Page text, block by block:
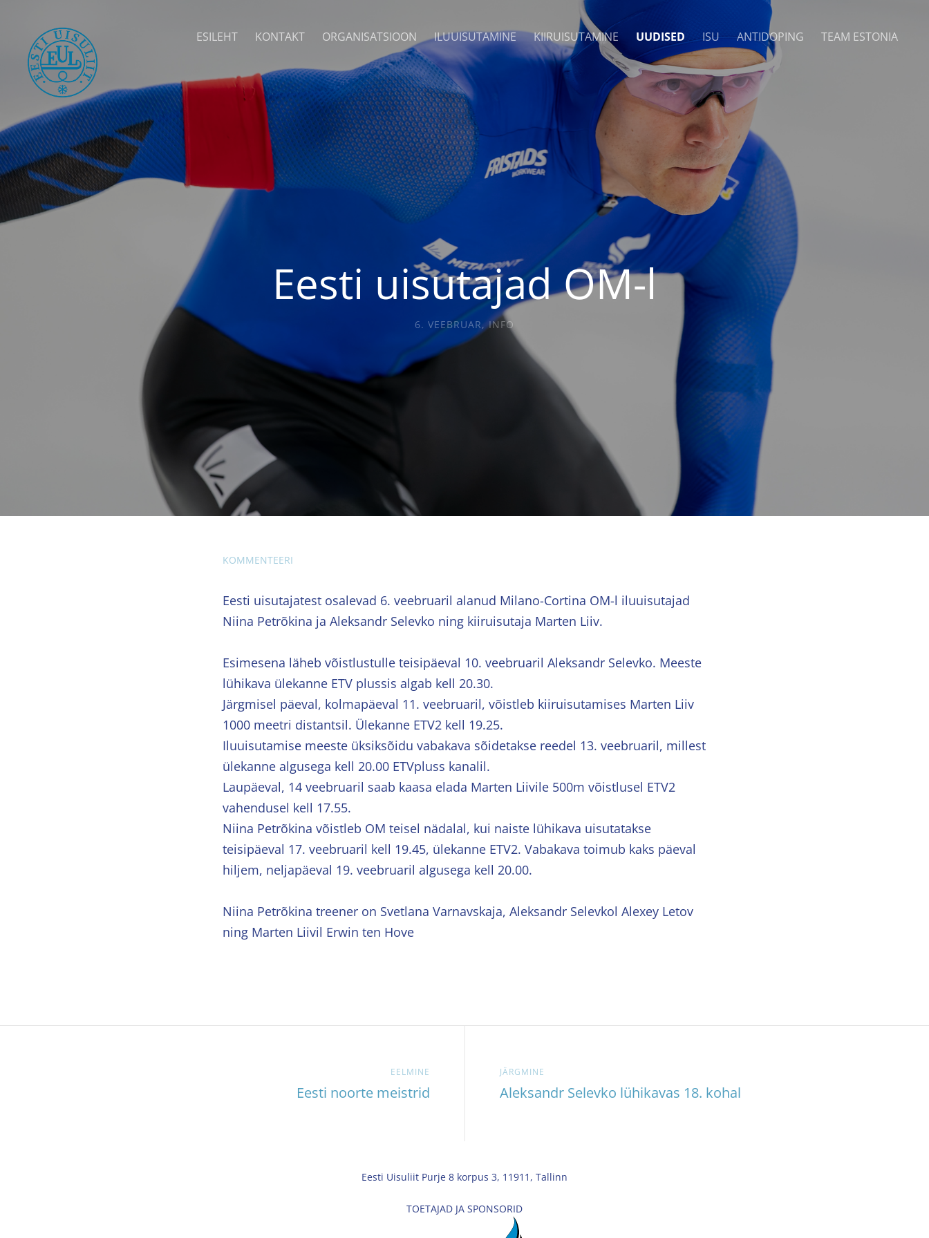
ESILEHT KONTAKT ORGANISATSIOON ILUUISUTAMINE KIIRUISUTAMINE UUDISED ISU ANTIDOPING TEAM ESTONIA
Eesti uisutajad OM-l
6. VEEBRUAR,INFO
KOMMENTEERI
Eesti uisutajatest osalevad 6. veebruaril alanud Milano-Cortina OM-l iluuisutajad
Niina Petrõkina ja Aleksandr Selevko ning kiiruisutaja Marten Liiv.
Esimesena läheb võistlustulle teisipäeval 10. veebruaril Aleksandr Selevko. Meeste
lühikava ülekanne ETV plussis algab kell 20.30.
Järgmisel päeval, kolmapäeval 11. veebruaril, võistleb kiiruisutamises Marten Liiv
1000 meetri distantsil. Ülekanne ETV2 kell 19.25.
Iluuisutamise meeste üksiksõidu vabakava sõidetakse reedel 13. veebruaril, millest
ülekanne algusega kell 20.00 ETVpluss kanalil.
Laupäeval, 14 veebruaril saab kaasa elada Marten Liivile 500m võistlusel ETV2
vahendusel kell 17.55.
Niina Petrõkina võistleb OM teisel nädalal, kui naiste lühikava uisutatakse
teisipäeval 17. veebruaril kell 19.45, ülekanne ETV2. Vabakava toimub kaks päeval
hiljem, neljapäeval 19. veebruaril algusega kell 20.00.
Niina Petrõkina treener on Svetlana Varnavskaja, Aleksandr Selevkol Alexey Letov
ning Marten Liivil Erwin ten Hove
EELMINE
Eesti noorte meistrid
JÄRGMINE
Aleksandr Selevko lühikavas 18. kohal
Eesti Uisuliit Purje 8 korpus 3, 11911, Tallinn
TOETAJAD JA SPONSORID